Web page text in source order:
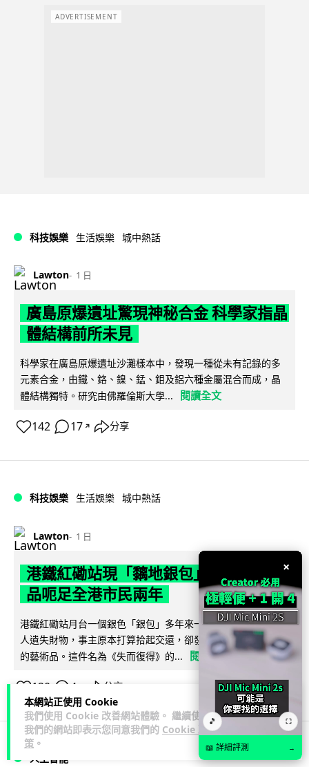
本網站正使用 Cookie
我們使用 Cookie 改善網站體驗。 繼續使用
我們的網站即表示您同意我們的 Cookie 政
策 。
ADVERTISEMENT
科技娛樂 生活娛樂 城中熱話
Lawton 1 日
廣島原爆遺址驚現神秘合金 科學家指晶
體結構前所未見
科學家在廣島原爆遺址沙灘樣本中，發現一種從未有記錄的多
元素合金，由鐵、鉻、鎳、錳、鉬及鋁六種金屬混合而成，晶
體結構獨特。研究由佛羅倫斯大學...
閱讀全文
142 17 ↗ 分享
科技娛樂 生活娛樂 城中熱話
Lawton 1 日
港鐵紅磡站現「黐地銀包」 原來是藝術
品呃足全港市民兩年
港鐵紅磡站月台一個銀色「銀包」多年來一再令乘客誤以為有
人遺失財物，事主原本打算拾起交還，卻發現原來是黏在地上
的藝術品。這件名為《失而復得》的...
閱讀全文
120 4 分享
人工智能
×
🎵 ⛶
📖 詳細評測 →